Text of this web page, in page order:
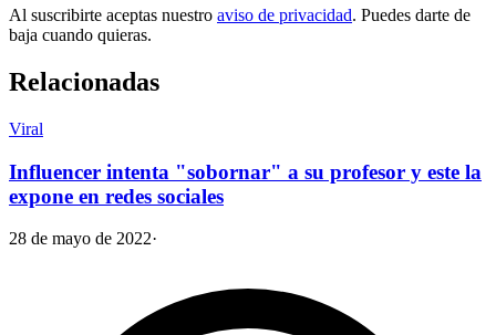
Al suscribirte aceptas nuestro aviso de privacidad. Puedes darte de
baja cuando quieras.
Relacionadas
Viral
Influencer intenta "sobornar" a su profesor y este la
expone en redes sociales
28 de mayo de 2022·